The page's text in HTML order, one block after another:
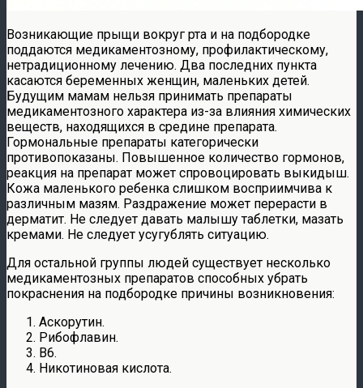
Возникающие прыщи вокруг рта и на подбородке
поддаются медикаментозному, профилактическому,
нетрадиционному лечению. Два последних пункта
касаются беременных женщин, маленьких детей.
Будущим мамам нельзя принимать препараты
медикаментозного характера из-за влияния химических
веществ, находящихся в средине препарата.
Гормональные препараты категорически
противопоказаны. Повышенное количество гормонов,
реакция на препарат может спровоцировать выкидыш.
Кожа маленького ребенка слишком восприимчива к
различным мазям. Раздражение может перерасти в
дерматит. Не следует давать малышу таблетки, мазать
кремами. Не следует усугублять ситуацию.
Для остальной группы людей существует несколько
медикаментозных препаратов способных убрать
покраснения на подбородке причины возникновения:
Аскорутин.
Рибофлавин.
В6.
Никотиновая кислота.